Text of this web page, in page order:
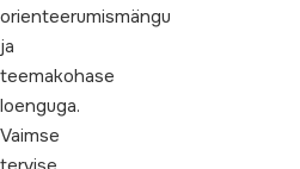
orienteerumismängu
ja
teemakohase
loenguga.
Vaimse